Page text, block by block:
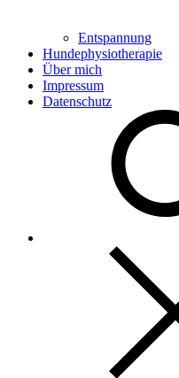
Entspannung
Hundephysiotherapie
Über mich
Impressum
Datenschutz